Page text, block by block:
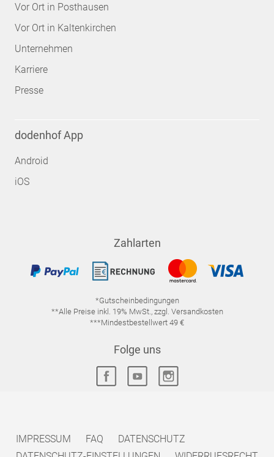
Vor Ort in Posthausen
Vor Ort in Kaltenkirchen
Unternehmen
Karriere
Presse
dodenhof App
Android
iOS
Zahlarten
*Gutscheinbedingungen
**Alle Preise inkl. 19% MwSt., zzgl. Versandkosten
***Mindestbestellwert 49 €
Folge uns
IMPRESSUM FAQ
DATENSCHUTZ